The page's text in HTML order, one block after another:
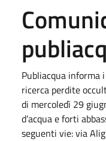
Publiacqua informa
ricerca perdite
di mercoledì 29
d’acqua e forti
seguenti vie: via